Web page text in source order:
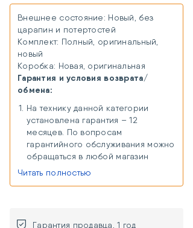
Внешнее состояние: Новый, без
царапин и потертостей
Комплект: Полный, оригинальный,
новый
Коробка: Новая, оригинальная
Гарантия и условия возврата/
обмена:
На технику данной категории
установлена гарантия – 12
месяцев. По вопросам
гарантийного обслуживания можно
обращаться в любой магазин
Читать полностью
Гарантия продавца, 1 год